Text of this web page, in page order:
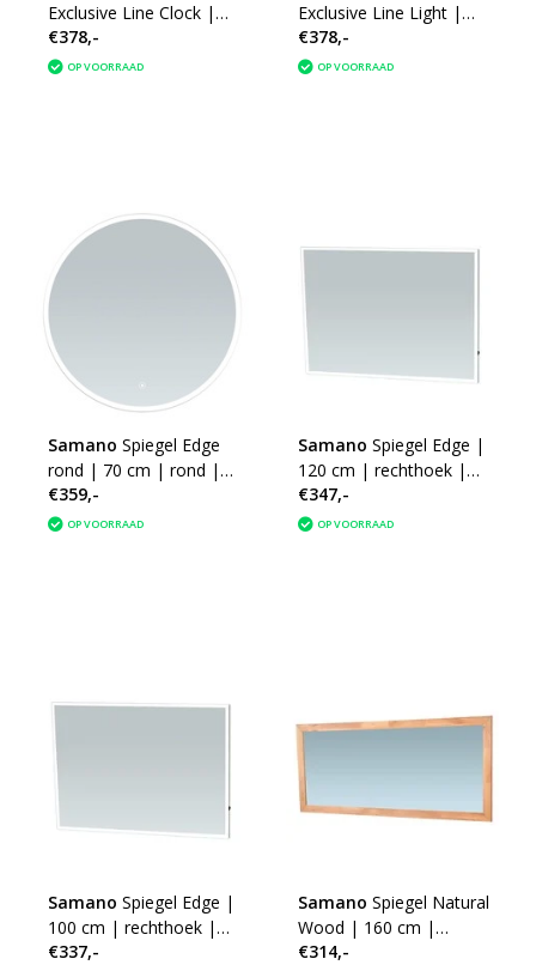
Exclusive Line Clock |
160x70 cm | rechthoek
| aluminium | met LED
€378,-
OP VOORRAAD
Exclusive Line Light |
160x70 cm | rechthoek
| aluminium | met LED
€378,-
OP VOORRAAD
Samano Spiegel Edge
rond | 70 cm | rond |
met LED verlichting
€359,-
OP VOORRAAD
Samano Spiegel Edge |
120 cm | rechthoek |
aluminium | met LED
verlichting
€347,-
OP VOORRAAD
Samano Spiegel Edge |
100 cm | rechthoek |
aluminium | met LED
€337,-
Samano Spiegel Natural
Wood | 160 cm |
eikenhout | zonder
€314,-